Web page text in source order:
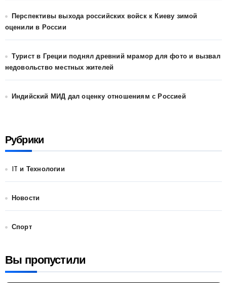
Перспективы выхода российских войск к Киеву зимой
оценили в России
Турист в Греции поднял древний мрамор для фото и вызвал
недовольство местных жителей
Индийский МИД дал оценку отношениям с Россией
Рубрики
IT и Технологии
Новости
Спорт
Вы пропустили